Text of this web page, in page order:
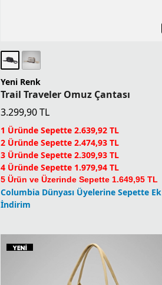
Yeni Renk
Trail Traveler Omuz Çantası
3.299,90TL
1 Üründe Sepette 2.639,92 TL
2 Üründe Sepette 2.474,93 TL
3 Üründe Sepette 2.309,93 TL
4 Üründe Sepette 1.979,94 TL
5 Ürün ve Üzerinde Sepette 1.649,95 TL
Columbia Dünyası Üyelerine Sepette
İndirim